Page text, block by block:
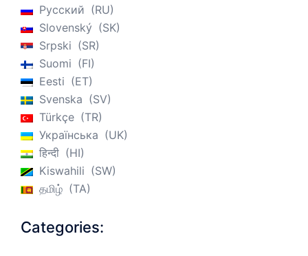
Русский
RU
Slovenský
SK
Srpski
SR
Suomi
FI
Eesti
ET
Svenska
SV
Türkçe
TR
Українська
UK
हिन्दी
HI
Kiswahili
SW
தமிழ்
TA
Categories: